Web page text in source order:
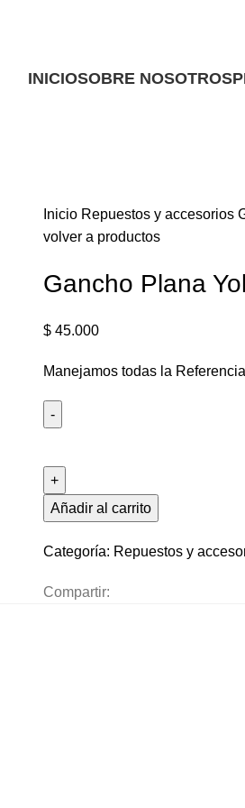
INICIOSOBRE NOSOTROS
Inicio Repuestos y accesorios
volver a productos
Gancho Plana
$ 45.000
Manejamos todas la
Añadir al carrito
Categoría: Repuestos y
Compartir: